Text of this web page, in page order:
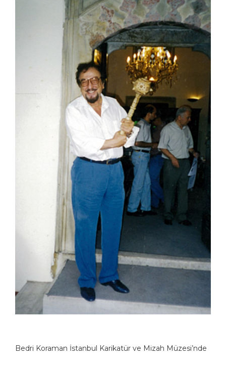
Bedri Koraman İstanbul Karikatür ve Mizah Müzesi’nde